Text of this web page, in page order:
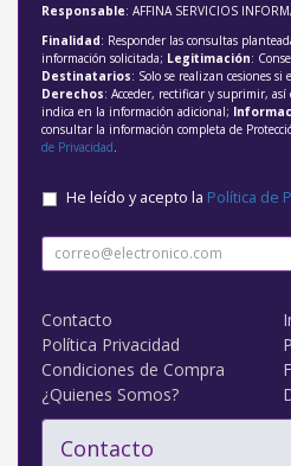
Responsable: AFFINA SERVICIOS
Finalidad: Responder las consultas
información solicitada; Legitimación:
Destinatarios: Solo se realizan cesiones
Derechos: Acceder, rectificar y suprimir, así
indica en la información adicional;
consultar la información completa de
de Privacidad
He leído y acepto la Política de
Contacto
Política Privacidad
Condiciones de Compra
¿Quienes Somos?
Contacto